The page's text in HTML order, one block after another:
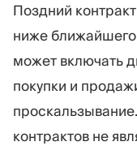
Поздний
ниже ближайшего
может включать
покупки и
контрактов не